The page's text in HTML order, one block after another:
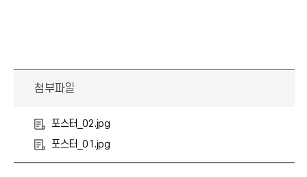
첨부파일
포스터_02.jpg
포스터_01.jpg